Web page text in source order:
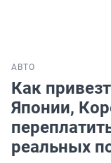
АВТО
Как
Японии,
реальных